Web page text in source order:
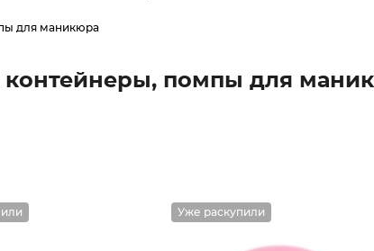
для маникюра
контейнеры, помпы для
Уже раскупили